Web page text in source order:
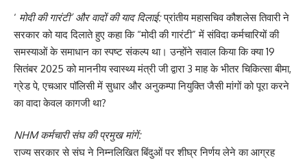
‘ मोदी की गारंटी’ और वादों की याद दिलाई:प्रांतीय महासचिव कौशलेस तिवारी ने
सरकार को याद दिलाते हुए कहा कि “मोदी की गारंटी” में संविदा कर्मचारियों की
समस्याओं के समाधान का स्पष्ट संकल्प था। उन्होंने सवाल किया कि क्या 19
सितंबर 2025 को माननीय स्वास्थ्य मंत्री जी द्वारा 3 माह के भीतर चिकित्सा बीमा,
ग्रेड पे, एचआर पॉलिसी में सुधार और अनुकम्पा नियुक्ति जैसी मांगों को पूरा करने
का वादा केवल कागजी था?
NHM कर्मचारी संघ की प्रमुख मांगें:
राज्य सरकार से संघ ने निम्नलिखित बिंदुओं पर शीघ्र निर्णय लेने का आग्रह